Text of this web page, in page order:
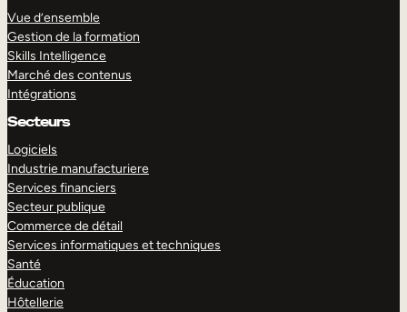
Vue d’ensemble
Gestion de la formation
Skills Intelligence
Marché des contenus
Intégrations
Secteurs
Logiciels
Industrie manufacturiere
Services financiers
Secteur publique
Commerce de détail
Services informatiques et techniques
Santé
Éducation
Hôtellerie